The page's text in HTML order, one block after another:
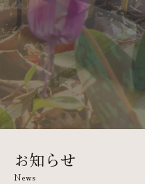
お知らせ
News